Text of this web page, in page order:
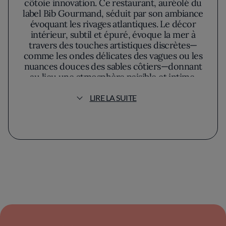
côtoie innovation. Ce restaurant, auréolé du
label Bib Gourmand, séduit par son ambiance
évoquant les rivages atlantiques. Le décor
intérieur, subtil et épuré, évoque la mer à
travers des touches artistiques discrètes—
comme les ondes délicates des vagues ou les
nuances douces des sables côtiers—donnant
au lieu une atmosphère paisible et intime.
Le véritable attrait de cet établissement
de précision. Les fruits de mer, protagonistes
délicates des produits sans jamais trahir leur
LIRE LA SUITE